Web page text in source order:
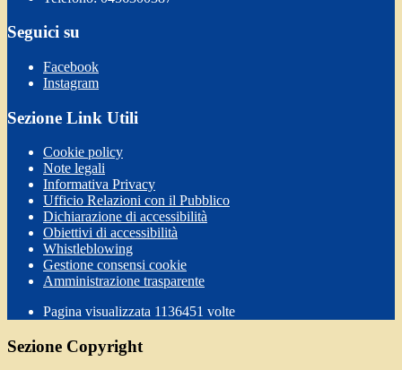
Seguici su
Facebook
Instagram
Sezione Link Utili
Cookie policy
Note legali
Informativa Privacy
Ufficio Relazioni con il Pubblico
Dichiarazione di accessibilità
Obiettivi di accessibilità
Whistleblowing
Gestione consensi cookie
Amministrazione trasparente
Pagina visualizzata 1136451 volte
Sezione Copyright